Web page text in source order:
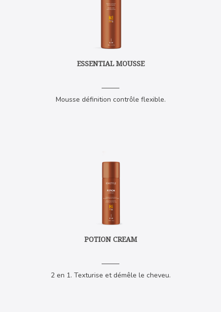
ESSENTIAL MOUSSE
Mousse définition contrôle flexible.
POTION CREAM
2 en 1. Texturise et démêle le cheveu.